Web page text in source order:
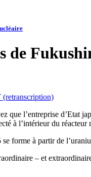
de
que l’entreprise d’Etat
à l’intérieur du réacteur
forme à partir de
– et